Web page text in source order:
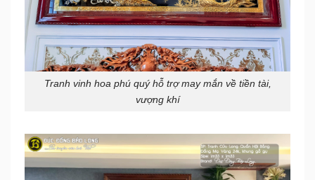
Tranh vinh hoa phú quý hỗ trợ may mắn về tiền tài,
vượng khí